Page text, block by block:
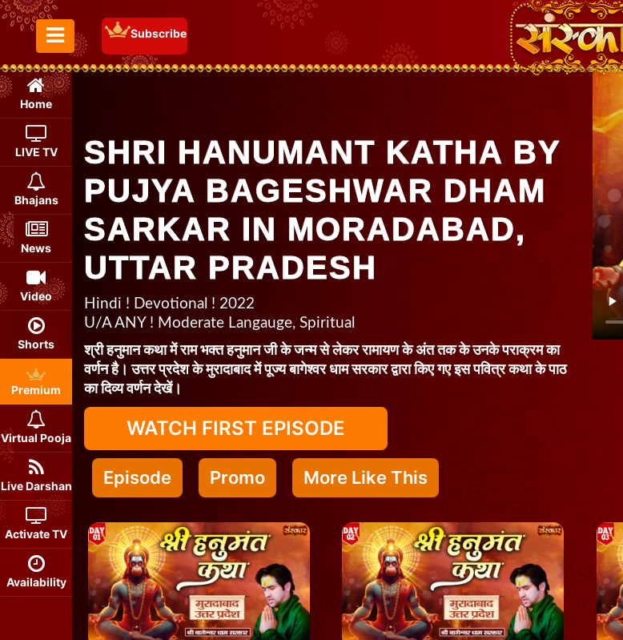
Toggle Menu
Subscribe
Home
LIVE TV
Bhajans
News
Video
Shorts
Premium
Virtual Pooja
Live Darshan
Activate TV
Availability
SHRI HANUMANT KATHA BY
PUJYA BAGESHWAR DHAM
SARKAR IN MORADABAD,
UTTAR PRADESH
Hindi ! Devotional ! 2022
U/A ANY ! Moderate Langauge, Spiritual
श्री हनुमान कथा में राम भक्त हनुमान जी के जन्म से लेकर रामायण के अंत तक के उनके पराक्रम का
वर्णन है। उत्तर प्रदेश के मुरादाबाद में पूज्य बागेश्वर धाम सरकार द्वारा किए गए इस पवित्र कथा के पाठ
का दिव्य वर्णन देखें।
WATCH FIRST EPISODE
Episode Promo More Like This